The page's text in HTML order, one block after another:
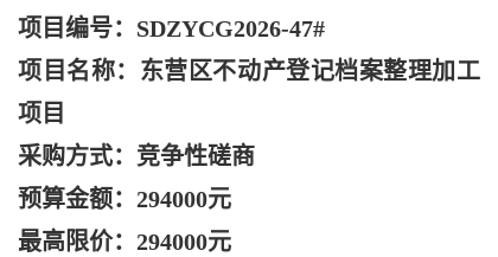
项目编号： SDZYCG2026-47#
项目名称：东营区不动产登记档案整理加工
项目
采购方式：竞争性磋商
预算金额： 294000元
最高限价： 294000元